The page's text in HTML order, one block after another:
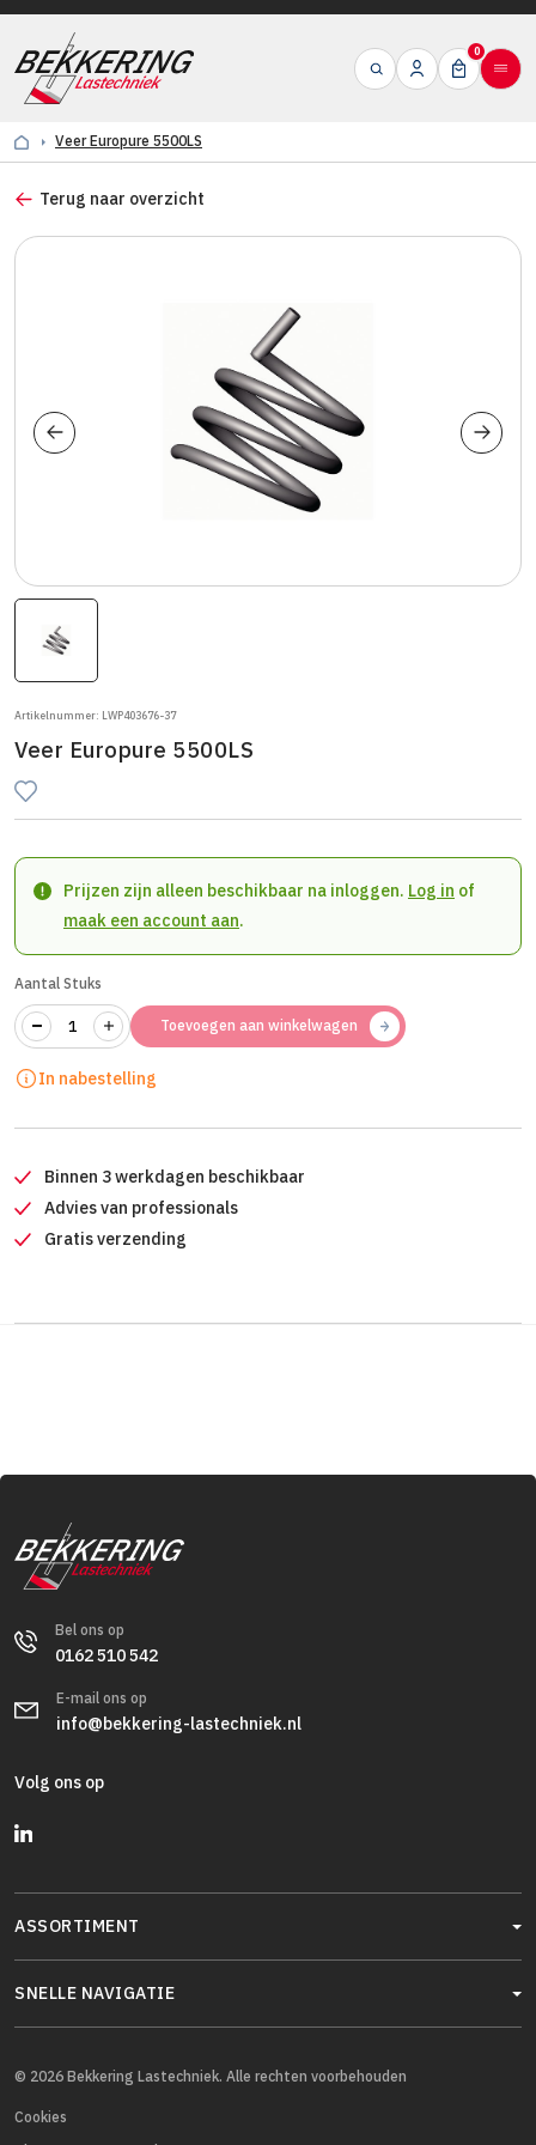
0
Veer Europure 5500LS
Terug naar overzicht
Artikelnummer: LWP403676-37
Veer Europure 5500LS
Prijzen zijn alleen beschikbaar na inloggen. Log in of
maak een account aan.
Aantal Stuks
Toevoegen aan winkelwagen
In nabestelling
Binnen 3 werkdagen beschikbaar
Advies van professionals
Gratis verzending
Bel ons op
0162 510 542
E-mail ons op
info@bekkering-lastechniek.nl
Volg ons op
ASSORTIMENT
SNELLE NAVIGATIE
© 2026 Bekkering Lastechniek. Alle rechten voorbehouden
Cookies